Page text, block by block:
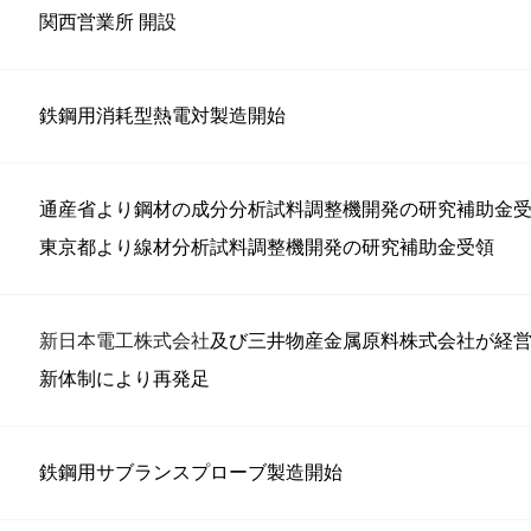
関西営業所 開設
鉄鋼用消耗型熱電対製造開始
通産省より鋼材の成分分析試料調整機開発の研究補助金
東京都より線材分析試料調整機開発の研究補助金受領
新日本電工株式会社及び三井物産金属原料株式会社が経営
新体制により再発足
鉄鋼用サブランスプローブ製造開始